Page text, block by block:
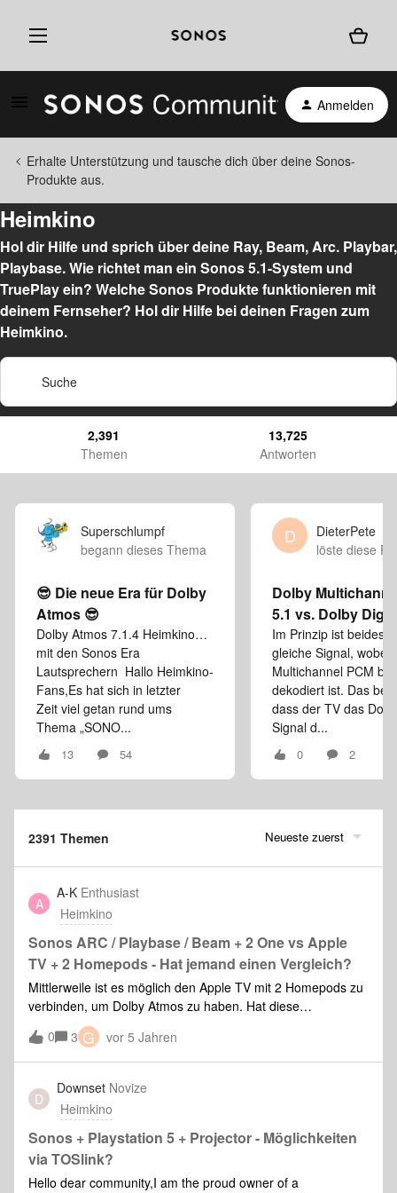
Anmelden
Erhalte Unterstützung und tausche dich über deine Sonos-
Produkte aus.
Heimkino
Hol dir Hilfe und sprich über deine Ray, Beam, Arc. Playbar,
Playbase. Wie richtet man ein Sonos 5.1-System und
TruePlay ein? Welche Sonos Produkte funktionieren mit
deinem Fernseher? Hol dir Hilfe bei deinen Fragen zum
Heimkino.
2,391
Themen
13,725
Antworten
Superschlumpf
begann dieses Thema
😎 Die neue Era für Dolby
Atmos 😎
Dolby Atmos 7.1.4 Heimkino…
mit den Sonos Era
Lautsprechern Hallo Heimkino-
Fans,Es hat sich in letzter
Zeit viel getan rund ums
Thema „SONO...
13 54
D
DieterPete
löste diese
Dolby
5.1 vs. Dolby
Im Prinzip ist beides
gleiche Signal, wobei
Multichannel PCM
dekodiert ist. Das
dass der TV das
Signal d...
0 2
2391 Themen Neueste zuerst
A
A-K Enthusiast
Heimkino
Sonos ARC / Playbase / Beam + 2 One vs Apple
TV + 2 Homepods - Hat jemand einen Vergleich?
Mittlerweile ist es möglich den Apple TV mit 2 Homepods zu
verbinden, um Dolby Atmos zu haben. Hat diese
Kombination jemand im Einsatz? Wie ist eure Erfahrung
damit? Wie ist der Vergleich mit Sonos ARC / Playbase /
Beam mit 2 One?
0 3 G vor 5 Jahren
D
Downset Novize
Heimkino
Sonos + Playstation 5 + Projector - Möglichkeiten
via TOSlink?
Hello dear community,I am the proud owner of a